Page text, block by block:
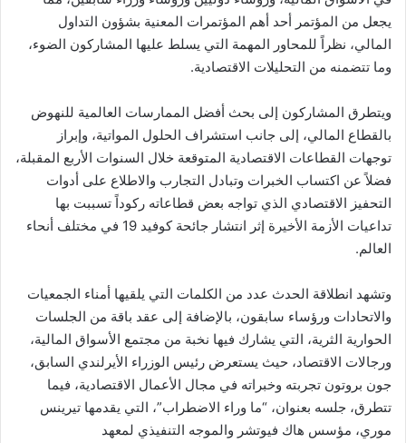
يجعل من المؤتمر أحد أهم المؤتمرات المعنية بشؤون التداول
المالي، نظراً للمحاور المهمة التي يسلط عليها المشاركون الضوء،
وما تتضمنه من التحليلات الاقتصادية.
ويتطرق المشاركون إلى بحث أفضل الممارسات العالمية للنهوض
بالقطاع المالي، إلى جانب استشراف الحلول المواتية، وإبراز
توجهات القطاعات الاقتصادية المتوقعة خلال السنوات الأربع المقبلة،
فضلاً عن اكتساب الخبرات وتبادل التجارب والاطلاع على أدوات
التحفيز الاقتصادي الذي تواجه بعض قطاعاته ركوداً تسببت بها
تداعيات الأزمة الأخيرة إثر انتشار جائحة كوفيد 19 في مختلف أنحاء
العالم.
وتشهد انطلاقة الحدث عدد من الكلمات التي يلقيها أمناء الجمعيات
والاتحادات ورؤساء سابقون، بالإضافة إلى عقد باقة من الجلسات
الحوارية الثرية، التي يشارك فيها نخبة من مجتمع الأسواق المالية،
ورجالات الاقتصاد، حيث يستعرض رئيس الوزراء الأيرلندي السابق،
جون بروتون تجربته وخبراته في مجال الأعمال الاقتصادية، فيما
تتطرق، جلسه بعنوان، “ما وراء الاضطراب”، التي يقدمها تيرينس
موري، مؤسس هاك فيوتشر والموجه التنفيذي لمعهد